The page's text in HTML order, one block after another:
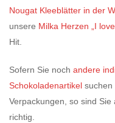
Nougat Kleeblätter in der
unsere Milka Herzen „I
Hit.
Sofern Sie noch andere
Schokoladenartikel suchen
Verpackungen, so sind Sie
richtig.